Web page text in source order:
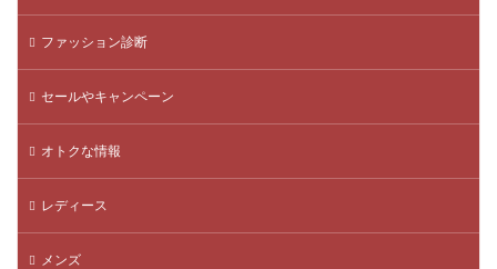
ファッション診断
セールやキャンペーン
オトクな情報
レディース
メンズ